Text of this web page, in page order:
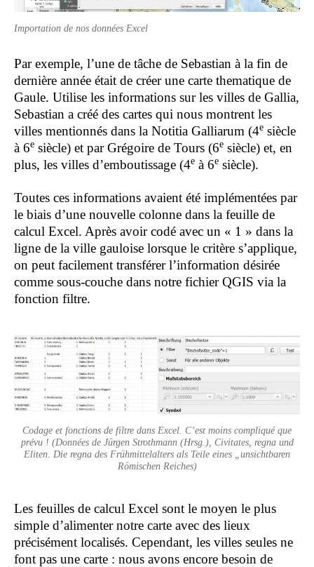
Importation de nos données Excel
Par exemple, l’une de tâche de Sebastian à la fin de
dernière année était de créer une carte thematique de
Gaule. Utilise les informations sur les villes de Gallia,
Sebastian a créé des cartes qui nous montrent les
villes mentionnés dans la Notitia Galliarum (4e siècle
à 6e siècle) et par Grégoire de Tours (6e siècle) et, en
plus, les villes d’emboutissage (4e à 6e siècle).
Toutes ces informations avaient été implémentées par
le biais d’une nouvelle colonne dans la feuille de
calcul Excel. Après avoir codé avec un « 1 » dans la
ligne de la ville gauloise lorsque le critère s’applique,
on peut facilement transférer l’information désirée
comme sous-couche dans notre fichier QGIS via la
fonction filtre.
Codage et fonctions de filtre dans Excel. C’est moins compliqué que
prévu ! (Données de Jürgen Strothmann (Hrsg.), Civitates, regna und
Eliten. Die regna des Frühmittelalters als Teile eines „unsichtbaren
Römischen Reiches)
Les feuilles de calcul Excel sont le moyen le plus
simple d’alimenter notre carte avec des lieux
précisément localisés. Cependant, les villes seules ne
font pas une carte : nous avons encore besoin de